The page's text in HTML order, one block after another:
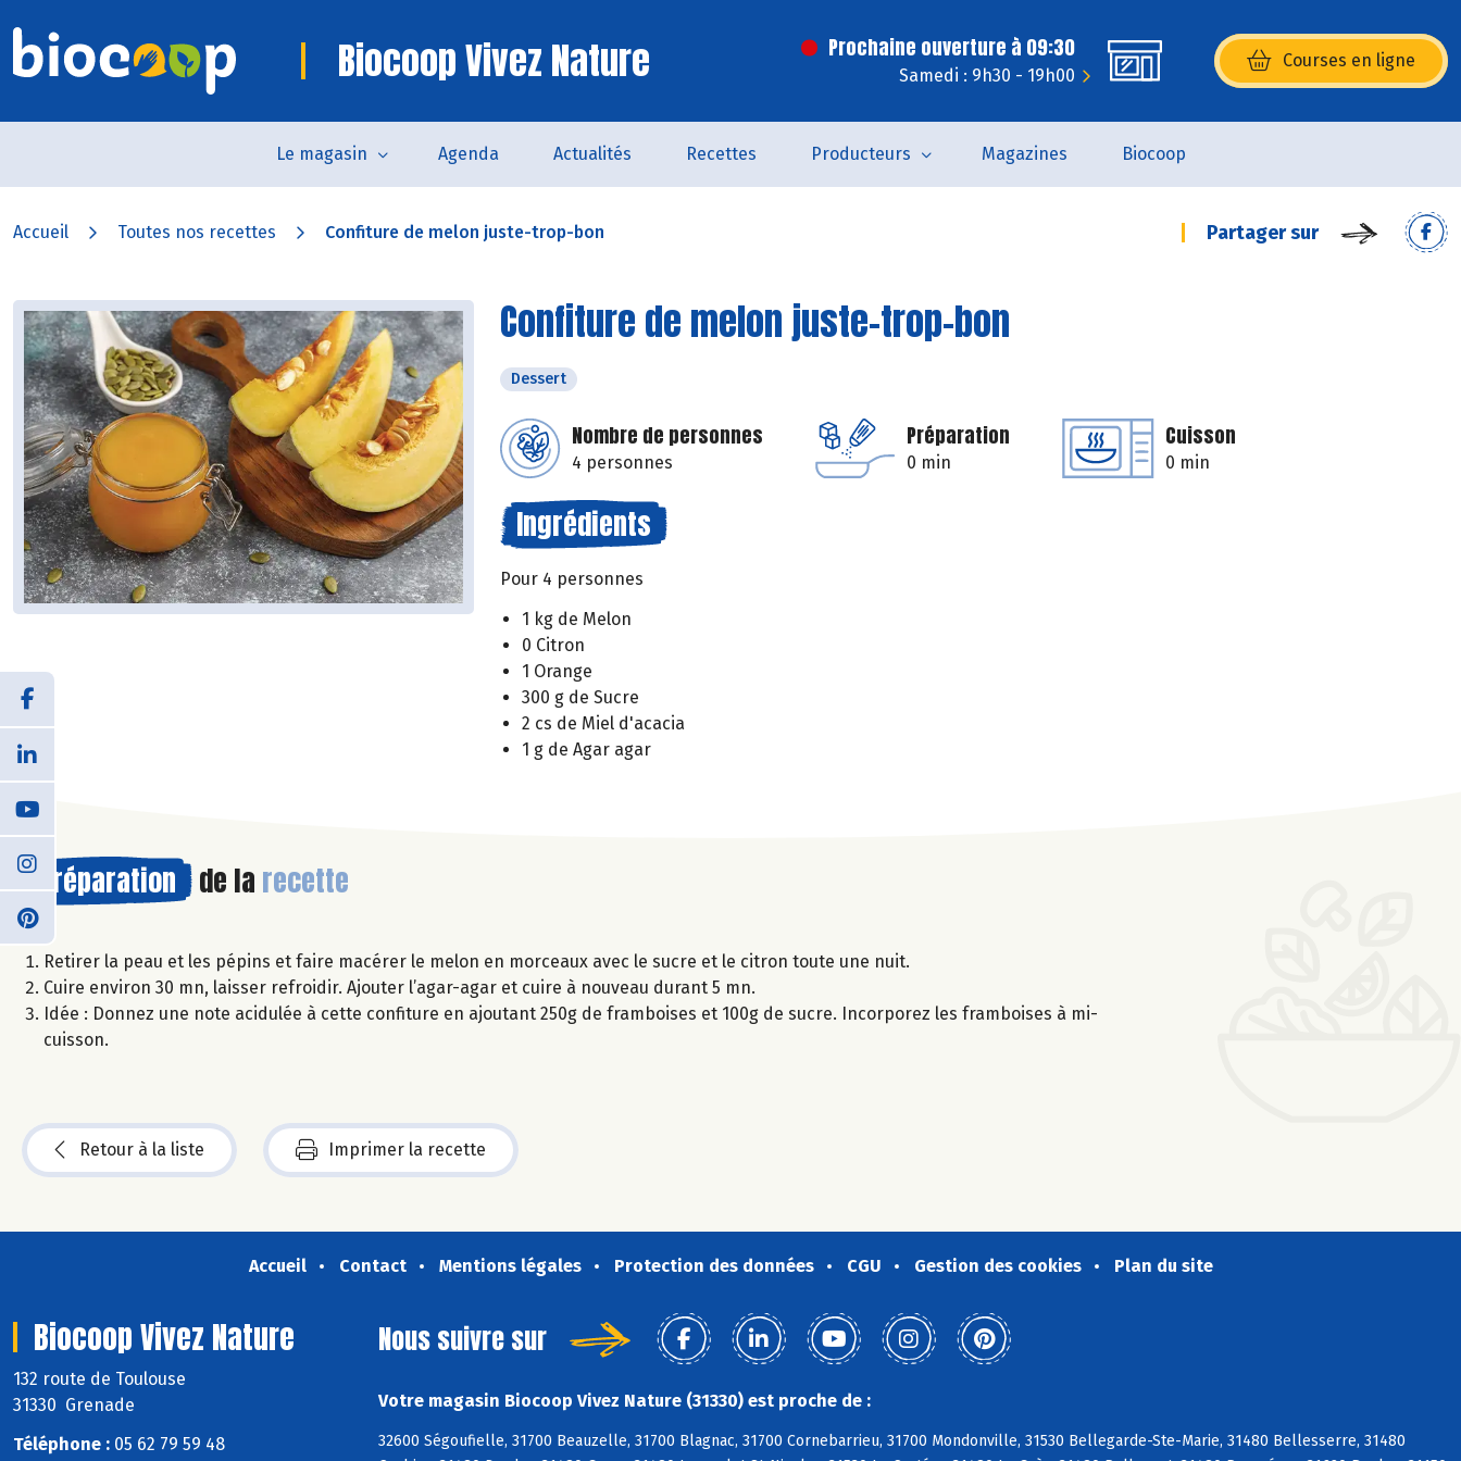
Biocoop Vivez Nature Prochaine ouverture à 09:30
Samedi : 9h30 - 19h00
Courses en ligne
(s’ouvre dans une nouvelle
Le magasin Agenda Actualités Recettes Producteurs Magazines Biocoop
Accueil Toutes nos recettes Confiture de melon juste-trop-bon Partager sur
Confiture de melon juste-trop-bon
Dessert
Nombre de personnes
4 personnes
Préparation
0 min
Cuisson
0 min
Ingrédients
Pour 4 personnes
1 kg de Melon
0 Citron
1 Orange
300 g de Sucre
2 cs de Miel d'acacia
1 g de Agar agar
Préparation de la recette
Retirer la peau et les pépins et faire macérer le melon en morceaux avec le sucre et le citron toute une nuit.
Cuire environ 30 mn, laisser refroidir. Ajouter l’agar-agar et cuire à nouveau durant 5 mn.
Idée : Donnez une note acidulée à cette confiture en ajoutant 250g de framboises et 100g de sucre. Incorporez les framboises à mi-
cuisson.
Retour à la liste Imprimer la recette
Accueil Contact Mentions légales Protection des données CGU Gestion des cookies Plan du site
Biocoop Vivez Nature
132 route de Toulouse
31330 Grenade
Téléphone : 05 62 79 59 48
Nous suivre sur
Votre magasin Biocoop Vivez Nature (31330) est proche de :
32600 Ségoufielle, 31700 Beauzelle, 31700 Blagnac, 31700 Cornebarrieu, 31700 Mondonville, 31530 Bellegarde-Ste-Marie, 31480 Bellesserre, 31480